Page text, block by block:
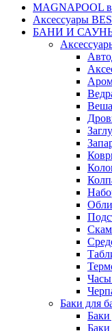
MAGNAPOOL
Аксессуары
БАНИ И
Баки для
Баки
Баки